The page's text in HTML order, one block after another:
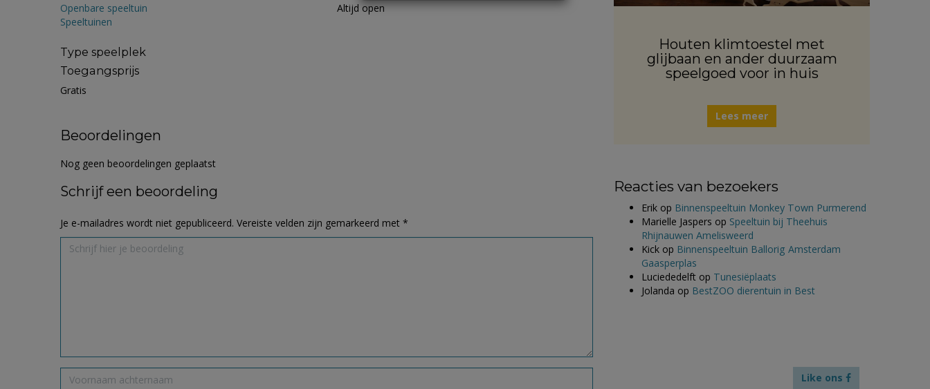
Openbare speeltuin
Speeltuinen
Type speelplek
Toegangsprijs
Gratis
Altijd open
Beoordelingen
Nog geen beoordelingen geplaatst
Schrijf een beoordeling
Je e-mailadres wordt niet gepubliceerd. Vereiste velden zijn gemarkeerd met *
Houten klimtoestel met
glijbaan en ander duurzaam
speelgoed voor in huis
Lees meer
Reacties van bezoekers
Erik op Binnenspeeltuin Monkey Town Purmerend
Marielle Jaspers op Speeltuin bij Theehuis
Rhijnauwen Amelisweerd
Kick op Binnenspeeltuin Ballorig Amsterdam
Gaasperplas
Luciededelft op Tunesiëplaats
Jolanda op BestZOO dierentuin in Best
Like ons